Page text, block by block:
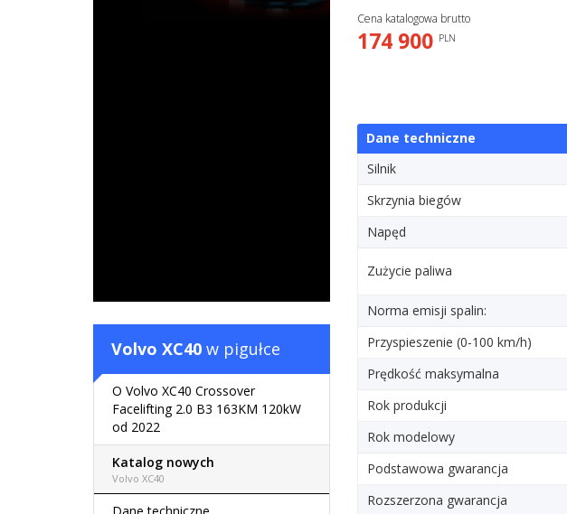
Cena katalogowa brutto
174 900 PLN
Dane techniczne
Silnik
Skrzynia biegów
Napęd
Zużycie paliwa
Norma emisji spalin:
Przyspieszenie (0-100 km/h)
Prędkość maksymalna
Rok produkcji
Rok modelowy
Podstawowa gwarancja
Rozszerzona gwarancja
Volvo XC40 w pigułce
O Volvo XC40 Crossover
Facelifting 2.0 B3 163KM 120kW
od 2022
Katalog nowych
Volvo XC40